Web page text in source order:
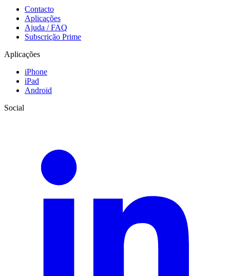
Contacto
Aplicações
Ajuda / FAQ
Subscrição Prime
Aplicações
iPhone
iPad
Android
Social